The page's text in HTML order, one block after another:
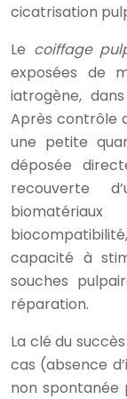
cicatrisation
Le coiffage
exposées de
iatrogène,
Après contrôle
une petite
déposée
recouverte
capacité à
souches
réparation.
La clé du
cas (absence
non spontanée